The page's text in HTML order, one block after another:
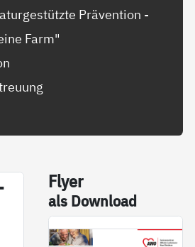
Prävention -
Farm"
Fly­er
als Down­load